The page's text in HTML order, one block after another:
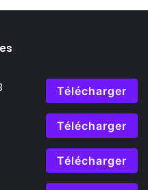
Télécharger
Télécharger
Télécharger